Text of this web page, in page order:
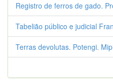
Registro de ferros de gado.
Tabelião público e judicial
Terras devolutas. Potengi.